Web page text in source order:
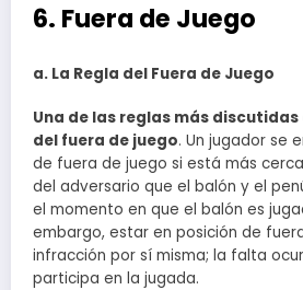
6. Fuera de Juego
a. La Regla del Fuera de Juego
Una de las reglas más
del fuera de juego. Un jugador se
de fuera de juego si está más
del adversario que el balón y el
el momento en que el balón es
embargo, estar en posición de
infracción por sí misma; la falta
participa en la jugada.